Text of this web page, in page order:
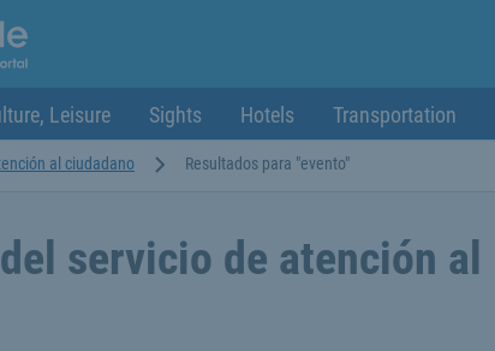
Leisure Sights Hotels Transportation
al ciudadano Resultados para "evento"
servicio de atención al